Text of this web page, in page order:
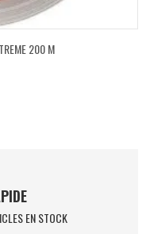
200 M
EN STOCK